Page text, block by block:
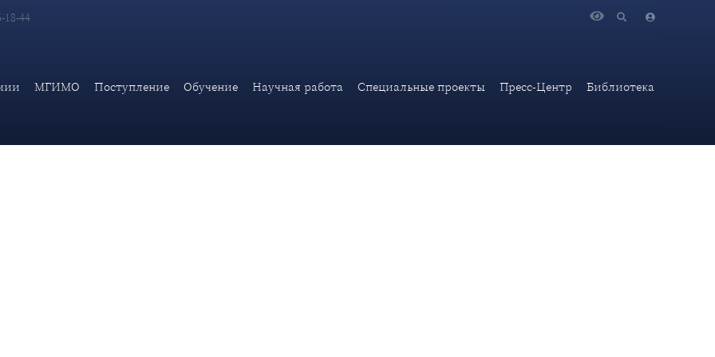
18-44
МГИМО Поступление Обучение Научная работа Специальные проекты Пресс-Центр Библиотека